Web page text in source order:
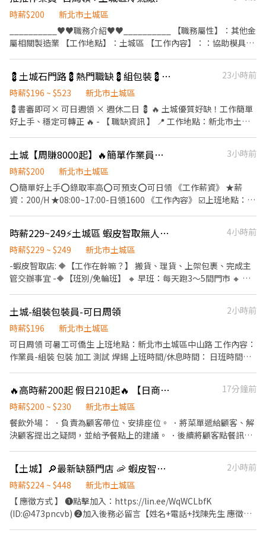
險性，可安心工作，著便服上班 ☑️需有電動起子經驗 歡迎 ⭕️免經
驗/學歷⭕️長短期打工⭕️二度就業⭕️新鮮人 ☑️每日更新職缺☑️新北工
作找艾莉 ☎️ 電話0968-921-682 黃小姐 賴ID : 0968921682 艾莉(快
時薪$200
新北市土城區
__________♥♥職務介紹♥♥__________ 【職務屬性】：其他金
屬相關製造業 【工作地點】：土城區 【工作內容】：：協助模具
休，各10分鐘 【薪資計算】：時薪200元，每月15日領薪
╔══════════════╗ ✨【一起加入我們吧】✨ ✔️享
日週領服務 ✔️有提供蒸飯箱、微波爐等電器用品 ✔️汽、機車可以停
在廠區門口 ✔️冷氣廠房 ╚══════════════╝ 免費諮
💈土城石門路💈熱門職缺💈組包裝💈氣氛好同事好💈可日周領周休二日@062mcqyr
23小時前
時薪$196 ~ $523
新北市土城區
💈書審即可× 可日週領 × 週休二日 💈 🔥 土城優質好缺！工作簡單
好上手、穩定可轉正 🔥 - 【 職缺資訊 】 📍 工作地點：新北市土城
鐘） 💵 薪資待遇：時薪 196 元 📅 休假制度：週休二日（六、日固
定休假） 💰 發薪日：15號 - 【 員工專屬福利 】 🛡️ 享勞、健保，安
心工作有保障 ⭐ 高錄取率！免複雜經驗，立即安排報到 💸 急用錢可
申請「日領 / 週領」 🛡️ 享勞保、健保、團保、勞退6% - 【 快速報名
】 🌸截圖或複製➡️私訊➡️馬上安排!!! 🙋🏼‍♀️ 服務專員：姍姍 💚 官方
速：https://lin.ee/nx5SzbK
土城【周賺8000起】🔥簡單作業員｜醫療器材組包裝作業員📦
3小時前
時薪$200
新北市土城區
⭕️簡單好上手⭕️錄取率高⭕️可預支⭕️可日領 《工作薪資》 ★薪
資：200/H ★08:00~17:00-日領1600 《工作內容》 ☑️上班地點：新
※需穿靜電服※需加班 歡迎 ⭕️免經驗/學歷⭕️長短期打工⭕️二度就
業⭕️新鮮人 ☑️每日更新職缺☑️新北工作找艾莉 ☎️ 電話0968-921-
682 黃小姐 賴ID : 0968921682 艾莉(快速回覆)
時薪229~249⚡土城區 蝦皮智取無人店PT🎈無經驗OK/固定班別
4小時前
時薪$229 ~ $249
新北市土城區
-蝦皮智取店: 🔶【工作在幹嘛？】 搬貨、理貨、上架包裹、完成主
管交辦事宜 -🔶【班別/免輪班】 🔸 早班：每天跑3～5間門市 🔸 晚
要能配合排班~~~ - 🔶【智取店所需條件】 • 有駕照、有機車，需
要支援鄰近智取店 • 可搬重10~15KG 物流箱 • 若沒有機車的話可
考慮蝦皮一般有人店應徵 - 🔶【時薪】:229~249 🔶【門店缺額】 新
北市土城區延吉街26號與28號1樓 新北市土城區金安街36號1樓 新
👇 🔜請加入專員窗口 : https://lin.ee/sSSCigY 加入後留言:姓名/電
話/找威利 安排面試 蝦皮(地區) ⛔無抽成無費用✊其他職缺也可詢問
土城-組裝包裝員-可日周領
2小時前
時薪$196
新北市土城區
可日周領 可暑工可僑生 上班地點：新北市土城區中山路 工作內容：
作業員-組裝 包裝 加工 測試 焊錫 上班時間/休息時間： 日班時間：
數：周休二日(需配合加班) 作業員198 (錄取後可先報到 2周內補體
檢)
🔥高時薪200起 假日210起🔥 【日商 壽司郎】💰土城日月光店 -兼職☆ 歡迎二度就業、假日兼職、外籍學生、實習簽約、無經驗者，找的就是你
17分鐘前
時薪$200 ~ $230
新北市土城區
餐飲外場： ．負責為顧客帶位、安排座位。 ．將菜單遞給顧客、解
決顧客提出之疑問，並給予餐點上的建議。 ．後續將顧客點餐訊息
帳、收銀等工作。 餐飲內場： ．擔任廚師的助手，處理烹飪前與烹
飪中之準備工作與其他餐廳相關事務。 ．負責洗、剝、削、切各種
食材。 ．負責清理工作環境、設備和餐具。 ．準備不同餐點所需要
的食材。 ．協助測量食材的容量與重量。 ．負責擺盤、打包外帶服
務。
【土城】🔎最新缺額門店 🦐 蝦皮智取/門市 ⚡快速報到
2小時前
時薪$224 ~ $448
新北市土城區
【 應徵方式 】 ❶點擊加入：https://lin.ee/WqWCLbfK
(ID:@473pncvb) ❷加入後務必留言【姓名+電話+找陳先生 應徵土